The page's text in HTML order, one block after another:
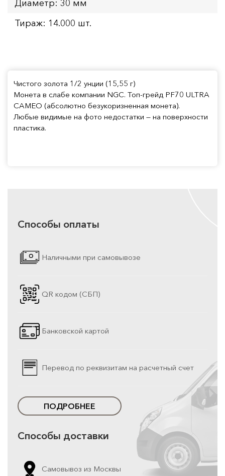
Диаметр: 30 мм
Тираж: 14.000 шт.
Чистого золота 1/2 унции (15,55 г)
Монета в слабе компании NGC. Топ-грейд PF70 ULTRA
CAMEO (абсолютно безукоризненная монета).
Любые видимые на фото недостатки — на поверхности
пластика.
Способы оплаты
Наличными при самовывозе
QR кодом (СБП)
Банковской картой
Перевод по реквизитам на расчетный счет
ПОДРОБНЕЕ
Способы доставки
Самовывоз из Москвы